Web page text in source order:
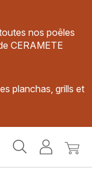
nos poêles
CERAMETE
planchas, grills et
MonMon